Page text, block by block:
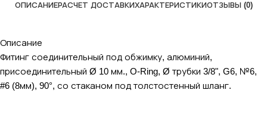
ОПИСАНИЕРАСЧЕТ ДОСТАВКИХАРАКТЕРИСТИКИОТЗЫВЫ (0)
Описание
Фитинг соединительный под обжимку, алюминий,
присоединительный Ø 10 мм., O-Ring, Ø трубки 3/8", G6, №6,
#6 (8мм), 90°, со стаканом под толстостенный шланг.